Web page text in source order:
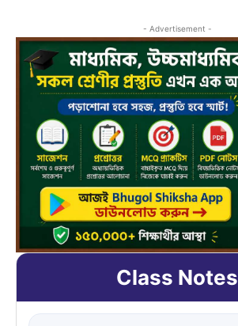
- Advertisement -
Class Notes